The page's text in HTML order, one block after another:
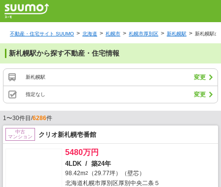
不動産・住宅サイト SUUMO 北海道 札幌市 札幌市厚別区 新札幌駅 新札幌駅の
新札幌駅から探す不動産・住宅情報
新札幌駅 変更
指定なし 変更
1〜30件目/6286件
中古
マンション
クリオ新札幌壱番館
5480万円
4LDK / 築24年
98.42m2
（29.77坪）（壁芯）
北海道札幌市厚別区厚別中央二条５